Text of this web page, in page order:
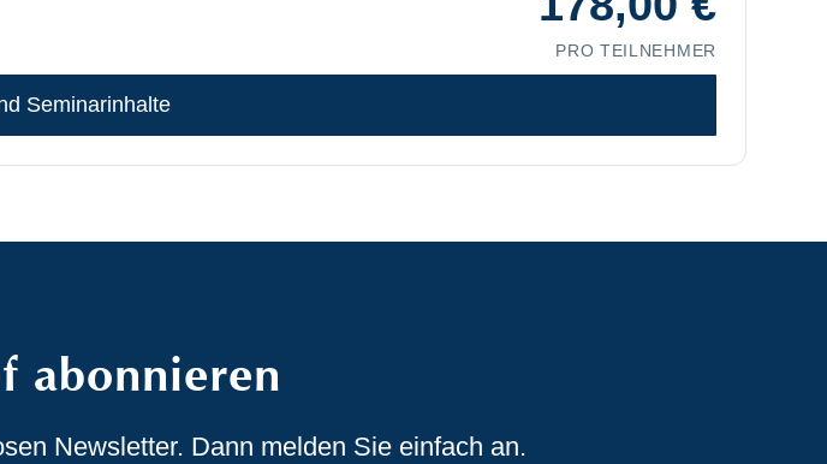
PRO TEILNEHMER
Seminarinhalte
abonnieren
Newsletter. Dann melden Sie einfach an.